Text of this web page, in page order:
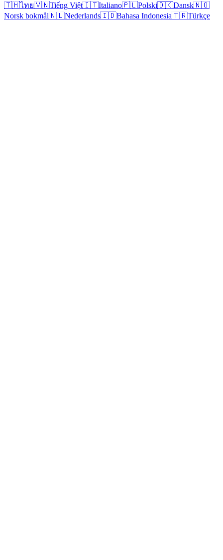
🇹🇭ไทย🇻🇳Tiếng Việt🇮🇹Italiano🇵🇱Polski🇩🇰Dansk🇳🇴
Norsk bokmål🇳🇱Nederlands🇮🇩Bahasa Indonesia🇹🇷Türkçe